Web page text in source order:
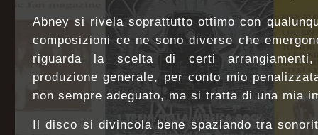
Abney si rivela soprattutto ottimo con
composizioni ce ne sono diverse che
riguarda la scelta di certi
produzione generale, per conto mio
non sempre adeguato, ma si tratta di una mia
Il disco si divincola bene spaziando tra